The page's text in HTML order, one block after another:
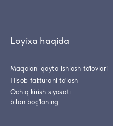
Loyixa haqida
Maqolani qayta ishlash to'lovlari
Hisob-fakturani to'lash
Ochiq kirish siyosati
bilan bog'laning